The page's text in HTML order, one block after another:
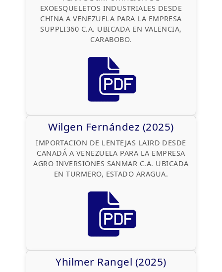
EXOESQUELETOS INDUSTRIALES DESDE
CHINA A VENEZUELA PARA LA EMPRESA
SUPPLI360 C.A. UBICADA EN VALENCIA,
CARABOBO.
Wilgen Fernández (2025)
IMPORTACION DE LENTEJAS LAIRD DESDE
CANADÁ A VENEZUELA PARA LA EMPRESA
AGRO INVERSIONES SANMAR C.A. UBICADA
EN TURMERO, ESTADO ARAGUA.
Yhilmer Rangel (2025)